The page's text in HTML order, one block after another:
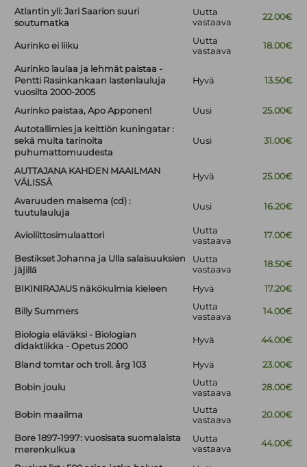
Atlantin yli: Jari Saarion suuri
soutumatka
Uutta
vastaava
22.00€
Aurinko ei liiku
Uutta
vastaava
18.00€
Aurinko laulaa ja lehmät paistaa -
Pentti Rasinkankaan lastenlauluja
vuosilta 2000-2005
Hyvä 13.50€
Aurinko paistaa, Apo Apponen! Uusi
25.00€
Autotallimies ja keittiön kuningatar :
sekä muita tarinoita
puhumattomuudesta
Uusi 31.00€
AUTTAJANA KAHDEN MAAILMAN
VÄLISSÄ
Hyvä 25.00€
Avaruuden maisema (cd) :
tuutulauluja
Uusi 16.20€
Avioliittosimulaattori
Uutta
vastaava
17.00€
Bestikset Johanna ja Ulla salaisuuksien
jäjillä
Uutta
vastaava
18.50€
BIKINIRAJAUS näkökulmia kieleen Hyvä 17.20€
Billy Summers
Uutta
vastaava
14.00€
Biologia eläväksi - Biologian
didaktiikka - Opetus 2000
Hyvä 44.00€
Bland tomtar och troll. årg 103 Hyvä 23.00€
Bobin joulu
Uutta
vastaava
28.00€
Bobin maailma
Uutta
vastaava
20.00€
Bore 1897-1997: vuosisata suomalaista
merenkulkua
Uutta
vastaava
44.00€